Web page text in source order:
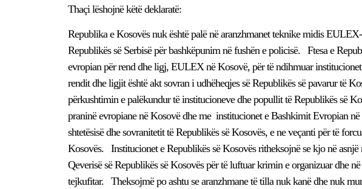
Thaçi lëshojnë këtë deklaratë:
Republika e Kosovës nuk është palë në aranzhmanet teknike midis
Republikës së Serbisë për bashkëpunim në fushën e policisë. Ftesa e
evropian për rend dhe ligj, EULEX në Kosovë, për të ndihmuar
rendit dhe ligjit është akt sovran i udhëheqjes së Republikës së pavarur të
përkushtimin e palëkundur të institucioneve dhe popullit të Republikës së
praninë evropiane në Kosovë dhe me institucionet e Bashkimit Evropian
shtetësisë dhe sovranitetit të Republikës së Kosovës, e ne veçanti për të
Kosovës. Institucionet e Republikës së Kosovës ritheksojnë se kjo në
Qeverisë së Republikës së Kosovës për të luftuar krimin e organizuar dhe
tejkufitar. Theksojmë po ashtu se aranzhmane të tilla nuk kanë dhe nuk